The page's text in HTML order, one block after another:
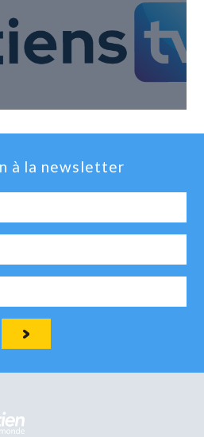
à la newsletter